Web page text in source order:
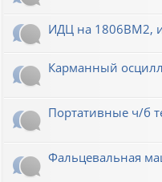
ИДЦ на 1806ВМ2,
Карманный
Портативные ч/б
Фальцевальная